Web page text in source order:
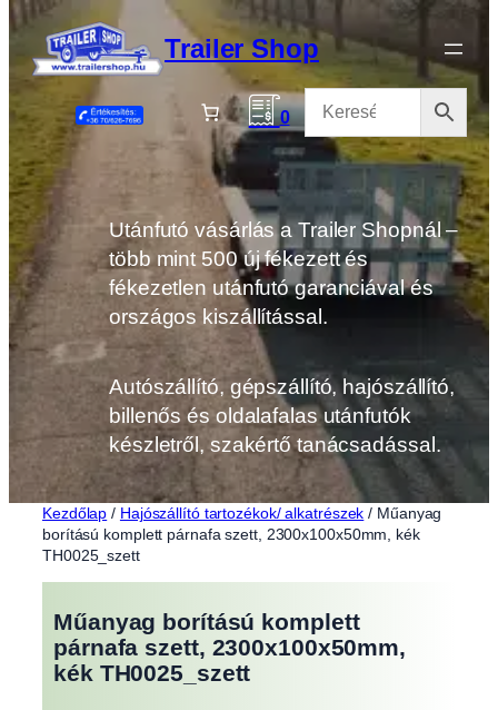
Ugrás
a
tartalomhoz
Trailer Shop
0
Utánfutó vásárlás a Trailer Shopnál –
több mint 500 új fékezett és
fékezetlen utánfutó garanciával és
országos kiszállítással.
Autószállító, gépszállító, hajószállító,
billenős és oldalafalas utánfutók
készletről, szakértő tanácsadással.
Kezdőlap / Hajószállító tartozékok/ alkatrészek / Műanyag
borítású komplett párnafa szett, 2300x100x50mm, kék
TH0025_szett
Műanyag borítású komplett
párnafa szett, 2300x100x50mm,
kék TH0025_szett